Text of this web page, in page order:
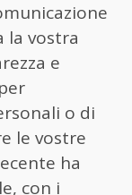
la vostra
e
o di
le vostre
ha
con i